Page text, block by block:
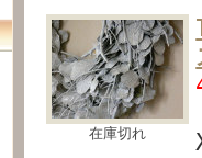
在庫切れ